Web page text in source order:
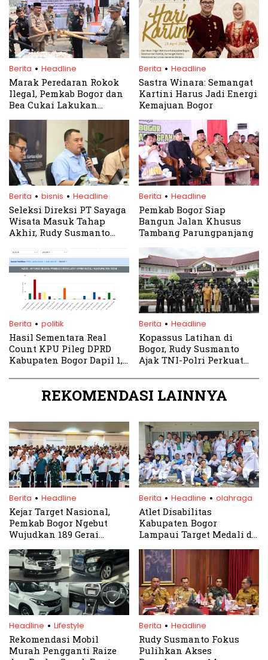
Berita . Headline
Marak Peredaran Rokok
Ilegal, Pemkab Bogor dan
Bea Cukai Lakukan
Berita . Headline
Sastra Winara: Semangat
Kartini Harus Jadi Energi
Kemajuan Bogor
Berita . bisnis . Headline
Seleksi Direksi PT Sayaga
Wisata Masuk Tahap
Akhir, Rudy Susmanto
Untung
Berita . Headline
Pemkab Bogor Siap
Bangun Jalan Khusus
Tambang Parungpanjang
Berita . politik
Hasil Sementara Real
Count KPU Pileg DPRD
Kabupaten Bogor Dapil 1,
Melambung Tinggalkan
PKS, Demokrat dan Golkar
Berita . Headline
Kopassus Latihan di
Bogor, Rudy Susmanto
Ajak TNI-Polri Perkuat
REKOMENDASI LAINNYA
Berita . Headline
Kejar Target Nasional,
Pemkab Bogor Ngebut
Wujudkan 189 Gerai
Berita . Headline . olahraga
Atlet Disabilitas
Kabupaten Bogor
Lampaui Target Medali di
Headline . Lifestyle
Rekomendasi Mobil
Murah Pengganti Raize
Berita . Headline
Rudy Susmanto Fokus
Pulihkan Akses